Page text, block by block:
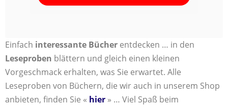
Einfach interessante Bücher entdecken … in den
Leseproben blättern und gleich einen kleinen
Vorgeschmack erhalten, was Sie erwartet. Alle
Leseproben von Büchern, die wir auch in unserem Shop
anbieten, finden Sie « hier » … Viel Spaß beim